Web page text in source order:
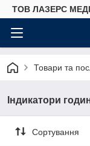
ТОВ ЛАЗЕРС
Товари та
Індикатори
Сортування